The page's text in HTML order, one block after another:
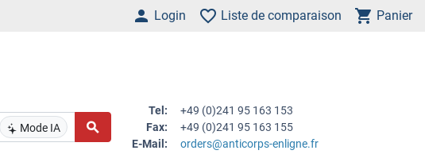
Login Liste de comparaison Panier
Mode IA
Tel:
+49 (0)241 95 163 153
Fax:
+49 (0)241 95 163 155
E-Mail:
orders@anticorps-enligne.fr